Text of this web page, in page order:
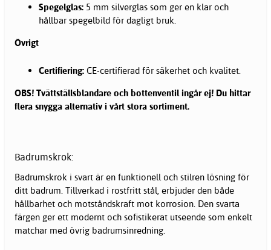
Spegelglas: 5 mm silverglas som ger en klar och
hållbar spegelbild för dagligt bruk.
Övrigt
Certifiering: CE-certifierad för säkerhet och kvalitet.
OBS! Tvättställsblandare och bottenventil ingår ej! Du hittar
flera snygga alternativ i vårt stora sortiment.
Badrumskrok:
Badrumskrok i svart är en funktionell och stilren lösning för
ditt badrum. Tillverkad i rostfritt stål, erbjuder den både
hållbarhet och motståndskraft mot korrosion. Den svarta
färgen ger ett modernt och sofistikerat utseende som enkelt
matchar med övrig badrumsinredning